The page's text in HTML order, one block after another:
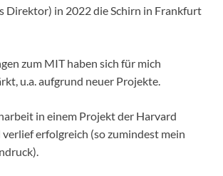
Direktor) in 2022 die Schirn in Frankfurt
zum MIT haben sich für mich
u.a. aufgrund neuer Projekte.
in einem Projekt der Harvard
verlief erfolgreich (so zumindest mein